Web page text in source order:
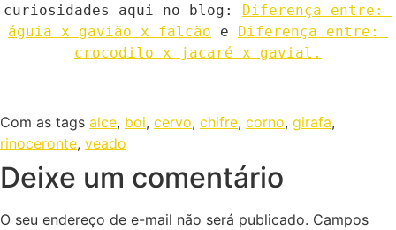
curiosidades aqui no blog: Diferença entre:
águia x gavião x falcão e Diferença entre:
crocodilo x jacaré x gavial.
Com as tags alce, boi, cervo, chifre, corno, girafa,
rinoceronte, veado
Deixe um comentário
O seu endereço de e-mail não será publicado. Campos